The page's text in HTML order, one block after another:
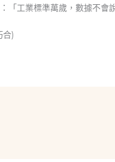
「工業標準萬歲，數據不會說
合)